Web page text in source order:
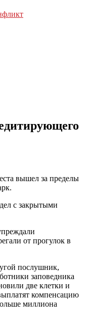
вышел за пределы
с закрытыми
от прогулок в
послушник,
заповедника
две клетки и
компенсацию
миллиона